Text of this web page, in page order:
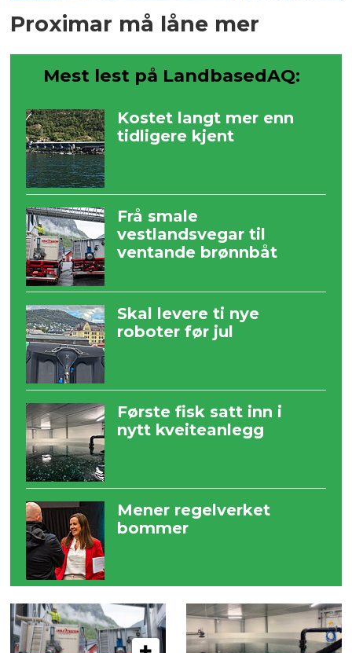
Proximar må låne mer
Mest lest på LandbasedAQ:
Kostet langt mer enn
tidligere kjent
Frå smale
vestlandsvegar til
ventande brønnbåt
Skal levere ti nye
roboter før jul
Første fisk satt inn i
nytt kveiteanlegg
Mener regelverket
bommer